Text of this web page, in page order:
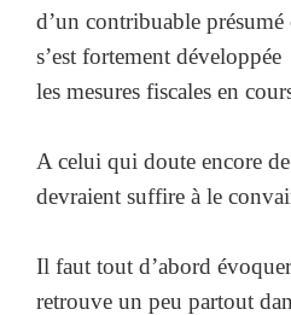
d’un contribuable
s’est fortement
les mesures fiscales en
A celui qui doute encore
devraient suffire à le
Il faut tout d’abord
retrouve un peu partout